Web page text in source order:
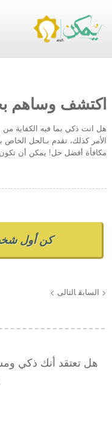
اكتشف وساهم
هل انت ذكي بما فيه الكفاية من
الأمر كذلك، تقدم بـالحل
مكافأة أفضل حل! يمكن أن
كن أول
< السابق التالى >
هل تعتقد أنك ذكي